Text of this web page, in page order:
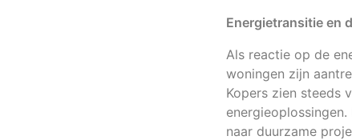
Energietransitie en
Als reactie op de
woningen zijn
Kopers zien steeds
naar duurzame